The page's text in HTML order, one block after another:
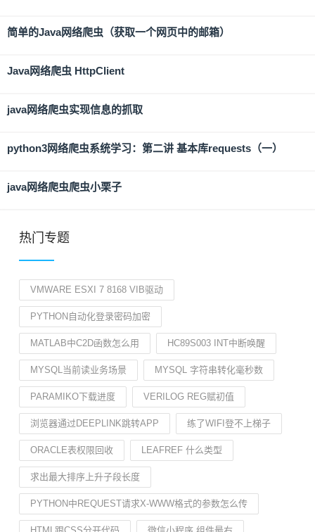
简单的Java网络爬虫（获取一个网页中的邮箱）
Java网络爬虫 HttpClient
java网络爬虫实现信息的抓取
python3网络爬虫系统学习：第二讲 基本库requests（一）
java网络爬虫爬虫小栗子
热门专题
VMWARE ESXI 7 8168 VIB驱动
PYTHON自动化登录密码加密
MATLAB中C2D函数怎么用 HC89S003 INT中断唤醒
MYSQL当前读业务场景 MYSQL 字符串转化毫秒数
PARAMIKO下载进度 VERILOG REG赋初值
浏览器通过DEEPLINK跳转APP 练了WIFI登不上梯子
ORACLE表权限回收 LEAFREF 什么类型
求出最大排序上升子段长度
PYTHON中REQUEST请求X-WWW格式的参数怎么传